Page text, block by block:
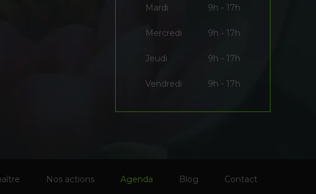
Mardi 9h - 17h
Mercredi 9h - 17h
Jeudi 9h - 17h
Vendredi 9h - 17h
Nos actions Agenda Blog Contact